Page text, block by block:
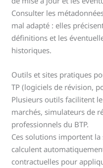
Consulter les
mal adapté : elles
définitions et les
historiques.
Outils et sites pratiques
TP (logiciels de révision,
Plusieurs outils facilitent
marchés, simulateurs de
professionnels du BTP.
Ces solutions importent la
calculent
contractuelles pour